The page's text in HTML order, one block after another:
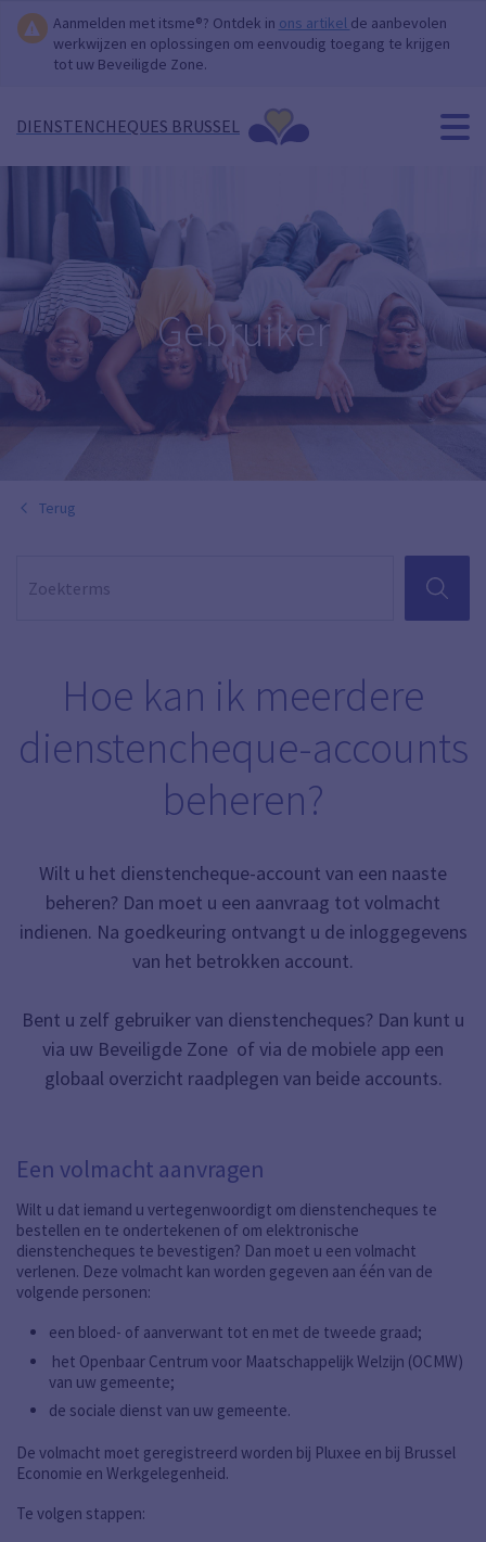
Aanmelden met itsme®? Ontdek in ons artikel de aanbevolen
werkwijzen en oplossingen om eenvoudig toegang te krijgen
tot uw Beveiligde Zone.
DIENSTENCHEQUES BRUSSEL
Gebruiker
Terug
ZOEKEN
Hoe kan ik meerdere
dienstencheque-accounts
beheren?
Wilt u het dienstencheque-account van een naaste
beheren? Dan moet u een aanvraag tot volmacht
indienen. Na goedkeuring ontvangt u de inloggegevens
van het betrokken account.
Bent u zelf gebruiker van dienstencheques? Dan kunt u
via uw Beveiligde Zone of via de mobiele app een
globaal overzicht raadplegen van beide accounts.
Een volmacht aanvragen
Wilt u dat iemand u vertegenwoordigt om dienstencheques te
bestellen en te ondertekenen of om elektronische
dienstencheques te bevestigen? Dan moet u een volmacht
verlenen. Deze volmacht kan worden gegeven aan één van de
volgende personen:
een bloed- of aanverwant tot en met de tweede graad;
het Openbaar Centrum voor Maatschappelijk Welzijn (OCMW)
van uw gemeente;
de sociale dienst van uw gemeente.
De volmacht moet geregistreerd worden bij Pluxee en bij Brussel
Economie en Werkgelegenheid.
Te volgen stappen: